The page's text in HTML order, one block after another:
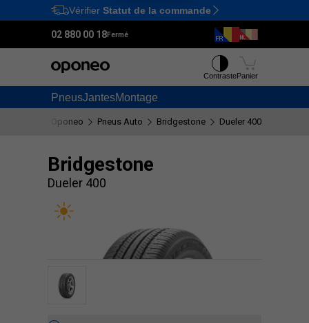
Ctrl M
Vérifier Statut de la commande
02 880 00 18Fermé
PneusJantesMontage
ContrastePanier
Oponeo Pneus Auto Bridgestone Dueler 400
Bridgestone
Dueler 400